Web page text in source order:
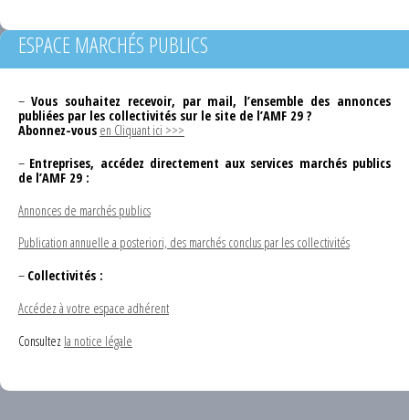
ESPACE MARCHÉS PUBLICS
– Vous souhaitez recevoir, par mail, l’ensemble des annonces
publiées par les collectivités sur le site de l’AMF 29 ?
Abonnez-vous en Cliquant ici >>>
– Entreprises, accédez directement aux services marchés publics
de l’AMF 29 :
Annonces de marchés publics
Publication annuelle a posteriori, des marchés conclus par les collectivités
– Collectivités :
Accédez à votre espace adhérent
Consultez la notice légale